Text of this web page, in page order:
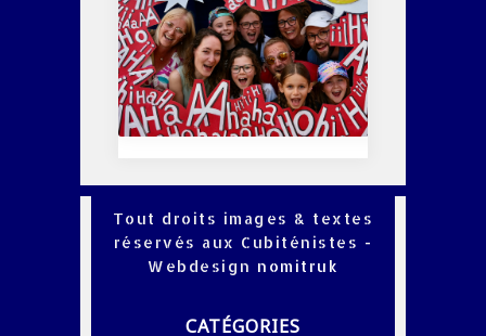
Tout droits images & textes
réservés aux Cubiténistes -
Webdesign nomitruk
CATÉGORIES